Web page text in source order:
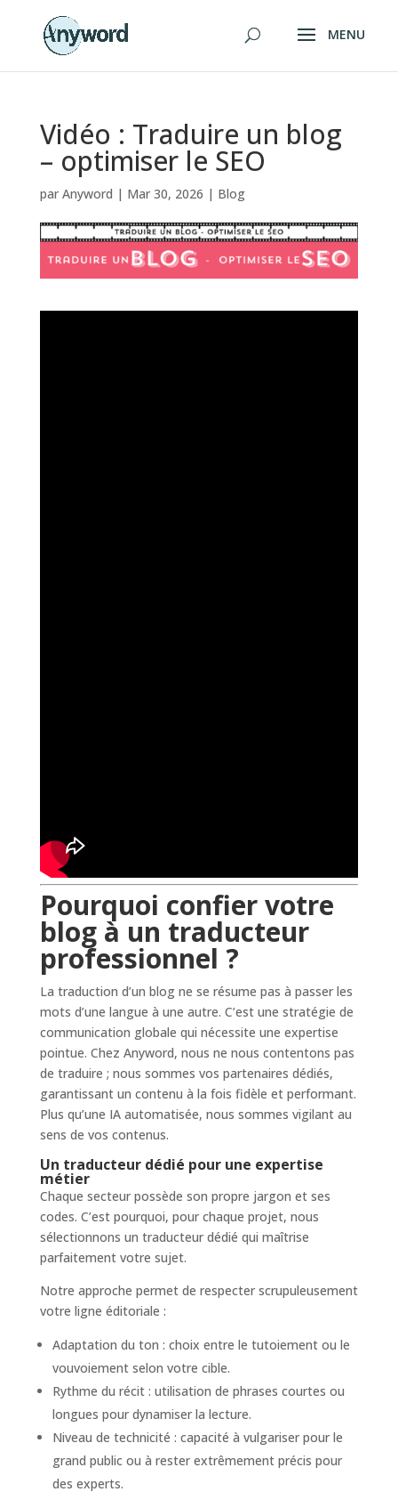
Vidéo : Traduire un blog
– optimiser le SEO
par Anyword | Mar 30, 2026 | Blog
Pourquoi confier votre
blog à un traducteur
professionnel ?
La traduction d’un blog ne se résume pas à passer les
mots d’une langue à une autre. C’est une stratégie de
communication globale qui nécessite une expertise
pointue. Chez Anyword, nous ne nous contentons pas
de traduire ; nous sommes vos partenaires dédiés,
garantissant un contenu à la fois fidèle et performant.
Plus qu’une IA automatisée, nous sommes vigilant au
sens de vos contenus.
Un traducteur dédié pour une expertise
métier
Chaque secteur possède son propre jargon et ses
codes. C’est pourquoi, pour chaque projet, nous
sélectionnons un traducteur dédié qui maîtrise
parfaitement votre sujet.
Notre approche permet de respecter scrupuleusement
votre ligne éditoriale :
Adaptation du ton : choix entre le tutoiement ou le
vouvoiement selon votre cible.
Rythme du récit : utilisation de phrases courtes ou
longues pour dynamiser la lecture.
Niveau de technicité : capacité à vulgariser pour le
grand public ou à rester extrêmement précis pour
des experts.